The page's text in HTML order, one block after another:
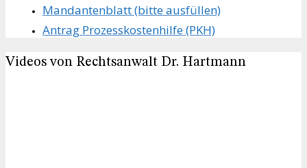
Mandanten­blatt (bitte ausfüllen)
Antrag Prozesskostenhilfe (PKH)
Videos von Rechtsanwalt Dr. Hartmann